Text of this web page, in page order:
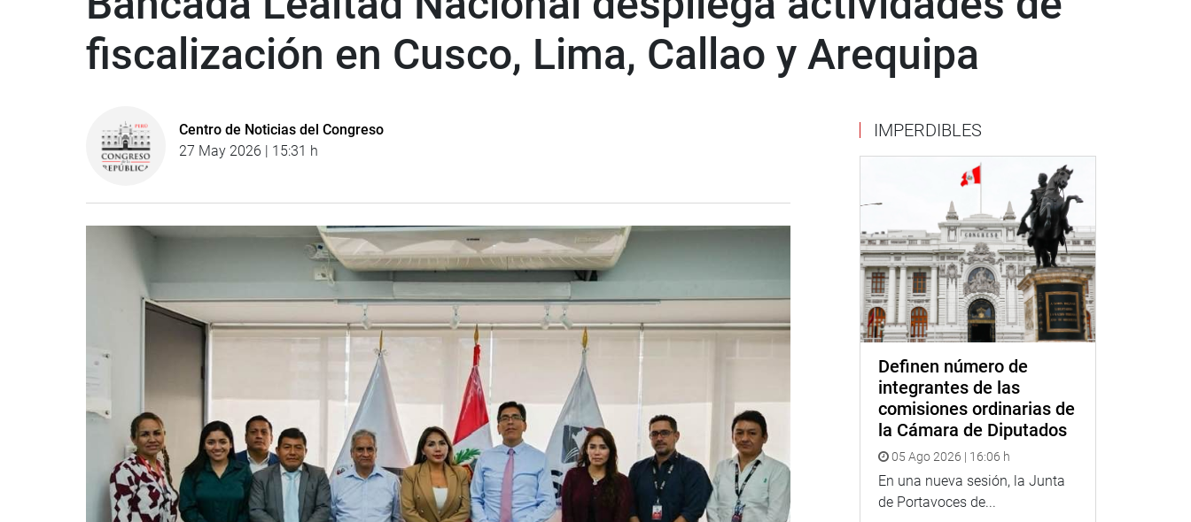
fiscalización en Cusco, Lima, Callao y Arequipa
Centro de Noticias del Congreso
27 May 2026 | 15:31 h
IMPERDIBLES
Definen número de
integrantes de las
comisiones ordinarias de
la Cámara de Diputados
05 Ago 2026 | 16:06 h
En una nueva sesión, la Junta
de Portavoces de...